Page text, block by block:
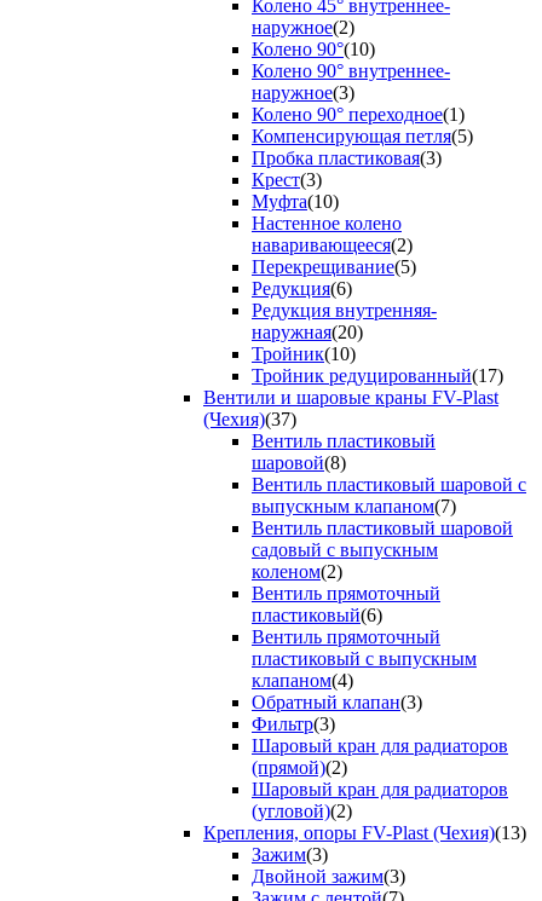
Колено 45° внутреннее-
наружное(2)
Колено 90°(10)
Колено 90° внутреннее-
наружное(3)
Колено 90° переходное(1)
Компенсирующая петля(5)
Пробка пластиковая(3)
Крест(3)
Муфта(10)
Настенное колено
наваривающееся(2)
Перекрещивание(5)
Редукция(6)
Редукция внутренняя-
наружная(20)
Тройник(10)
Тройник редуцированный(17)
Вентили и шаровые краны FV-Plast
(Чехия)(37)
Вентиль пластиковый
шаровой(8)
Вентиль пластиковый шаровой с
выпускным клапаном(7)
Вентиль пластиковый шаровой
садовый с выпускным
коленом(2)
Вентиль прямоточный
пластиковый(6)
Вентиль прямоточный
пластиковый с выпускным
клапаном(4)
Обратный клапан(3)
Фильтр(3)
Шаровый кран для радиаторов
(прямой)(2)
Шаровый кран для радиаторов
(угловой)(2)
Крепления, опоры FV-Plast (Чехия)(13)
Зажим(3)
Двойной зажим(3)